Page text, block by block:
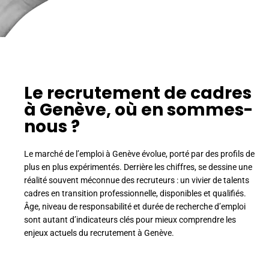
Le recrutement de cadres
à Genève, où en sommes-
nous ?
Le marché de l’emploi à Genève évolue, porté par des profils de
plus en plus expérimentés. Derrière les chiffres, se dessine une
réalité souvent méconnue des recruteurs : un vivier de talents
cadres en transition professionnelle, disponibles et qualifiés.
Âge, niveau de responsabilité et durée de recherche d’emploi
sont autant d’indicateurs clés pour mieux comprendre les
enjeux actuels du recrutement à Genève.